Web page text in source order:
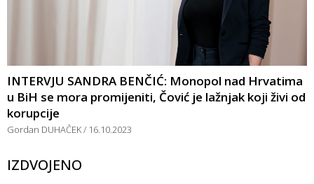
INTERVJU SANDRA BENČIĆ: Monopol nad Hrvatima
u BiH se mora promijeniti, Čović je lažnjak koji živi od
korupcije
Gordan DUHAČEK 16.10.2023
IZDVOJENO